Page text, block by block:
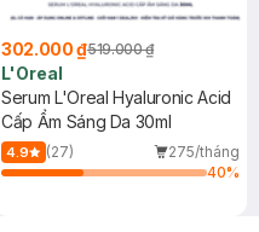
302.000 ₫519.000 ₫
L'Oreal
Serum L'Oreal Hyaluronic Acid
Cấp Ẩm Sáng Da 30ml
4.9 (27)
275/tháng
40%